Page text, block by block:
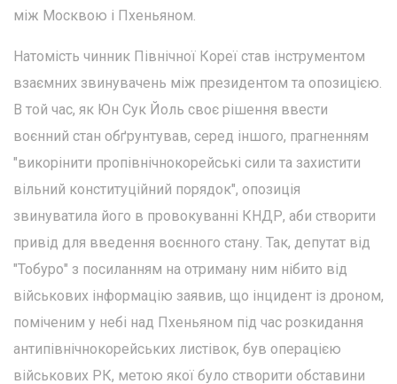
між Москвою і Пхеньяном.
Натомість чинник Північної Кореї став інструментом
взаємних звинувачень між президентом та опозицією.
В той час, як Юн Сук Йоль своє рішення ввести
воєнний стан обґрунтував, серед іншого, прагненням
"викорінити пропівнічнокорейські сили та захистити
вільний конституційний порядок", опозиція
звинуватила його в провокуванні КНДР, аби створити
привід для введення воєнного стану. Так, депутат від
"Тобуро" з посиланням на отриману ним нібито від
військових інформацію заявив, що інцидент із дроном,
поміченим у небі над Пхеньяном під час розкидання
антипівнічнокорейських листівок, був операцією
військових РК, метою якої було створити обставини